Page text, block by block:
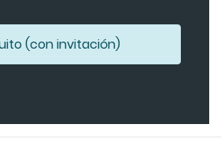
(con invitación)